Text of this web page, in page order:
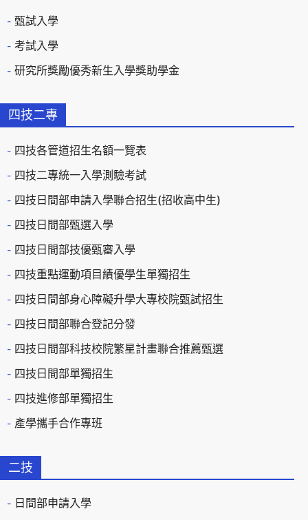
甄試入學
考試入學
研究所獎勵優秀新生入學獎助學金
四技二專
四技各管道招生名額一覽表
四技二專統一入學測驗考試
四技日間部申請入學聯合招生(招收高中生)
四技日間部甄選入學
四技日間部技優甄審入學
四技重點運動項目績優學生單獨招生
四技日間部身心障礙升學大專校院甄試招生
四技日間部聯合登記分發
四技日間部科技校院繁星計畫聯合推薦甄選
四技日間部單獨招生
四技進修部單獨招生
產學攜手合作專班
二技
日間部申請入學